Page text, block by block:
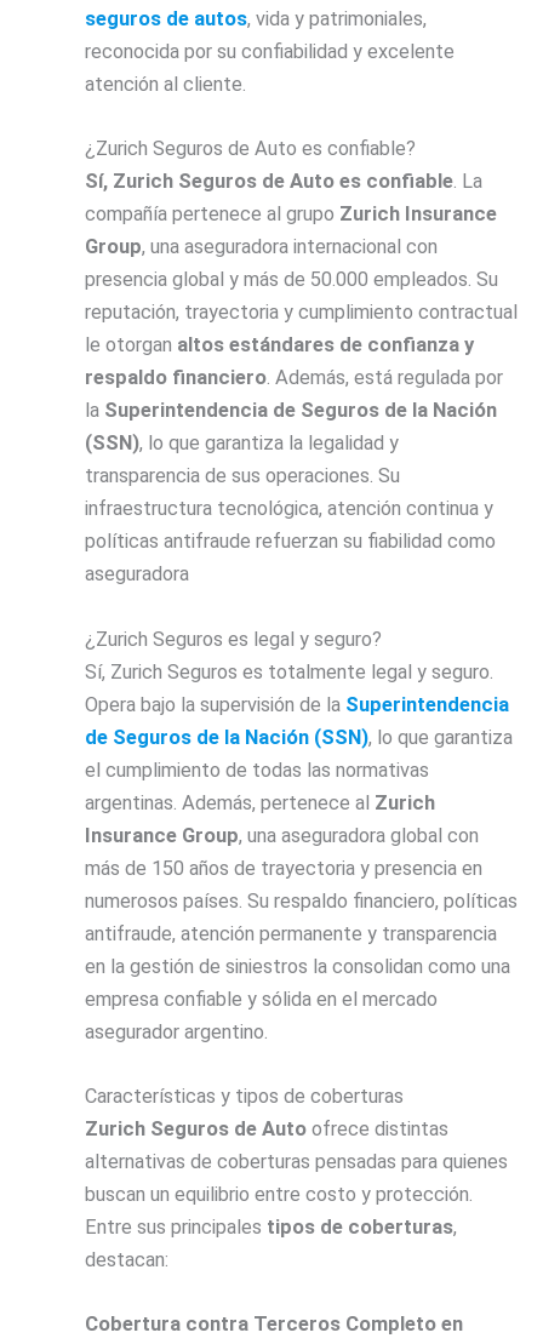
seguros de autos, vida y patrimoniales,
reconocida por su confiabilidad y excelente
atención al cliente.
¿Zurich Seguros de Auto es confiable?
Sí, Zurich Seguros de Auto es confiable. La
compañía pertenece al grupo Zurich Insurance
Group, una aseguradora internacional con
presencia global y más de 50.000 empleados. Su
reputación, trayectoria y cumplimiento contractual
le otorgan altos estándares de confianza y
respaldo financiero. Además, está regulada por
la Superintendencia de Seguros de la Nación
(SSN), lo que garantiza la legalidad y
transparencia de sus operaciones. Su
infraestructura tecnológica, atención continua y
políticas antifraude refuerzan su fiabilidad como
aseguradora
¿Zurich Seguros es legal y seguro?
Sí, Zurich Seguros es totalmente legal y seguro.
Opera bajo la supervisión de la Superintendencia
de Seguros de la Nación (SSN), lo que garantiza
el cumplimiento de todas las normativas
argentinas. Además, pertenece al Zurich
Insurance Group, una aseguradora global con
más de 150 años de trayectoria y presencia en
numerosos países. Su respaldo financiero, políticas
antifraude, atención permanente y transparencia
en la gestión de siniestros la consolidan como una
empresa confiable y sólida en el mercado
asegurador argentino.
Características y tipos de coberturas
Zurich Seguros de Autoofrece distintas
alternativas de coberturas pensadas para quienes
buscan un equilibrio entre costo y protección.
Entre sus principales tipos de coberturas,
destacan:
Cobertura contra Terceros Completo en